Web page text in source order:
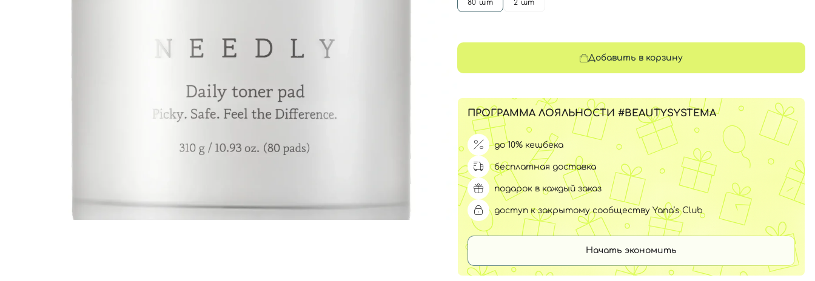
Для зоны век
80 шт 2 шт
Добавить в корзину
ПРОГРАММА ЛОЯЛЬНОСТИ #BEAUTYSYSTEMA
до 10% кешбека
бесплатная доставка
подарок в каждый заказ
доступ к закрытому сообществу Yana’s Club
Начать экономить